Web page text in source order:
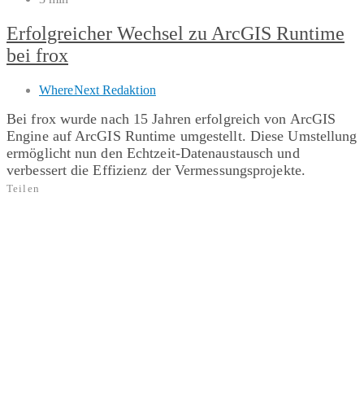
Erfolgreicher Wechsel zu ArcGIS Runtime
bei frox
WhereNext Redaktion
Bei frox wurde nach 15 Jahren erfolgreich von ArcGIS
Engine auf ArcGIS Runtime umgestellt. Diese Umstellung
ermöglicht nun den Echtzeit-Datenaustausch und
verbessert die Effizienz der Vermessungsprojekte.
Teilen